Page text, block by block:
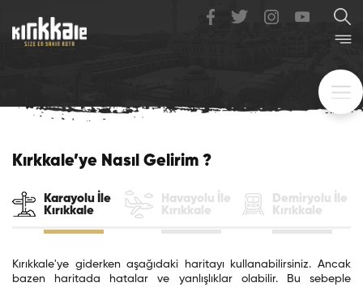
Kırkkale’ye Nasıl Gelirim ?
Karayolu İle
Kırıkkale
Havayolu İle
Kırıkkale
Demiryolu İle
Kırıkkale
Kırıkkale'ye giderken aşağıdaki haritayı kullanabilirsiniz. Ancak
bazen haritada hatalar ve yanlışlıklar olabilir. Bu sebeple